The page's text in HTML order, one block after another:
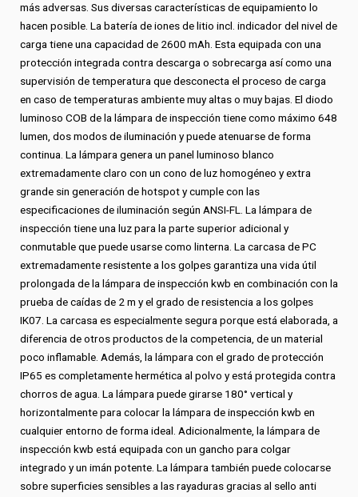
más adversas. Sus diversas características de equipamiento lo
hacen posible. La batería de iones de litio incl. indicador del nivel de
carga tiene una capacidad de 2600 mAh. Esta equipada con una
protección integrada contra descarga o sobrecarga así como una
supervisión de temperatura que desconecta el proceso de carga
en caso de temperaturas ambiente muy altas o muy bajas. El diodo
luminoso COB de la lámpara de inspección tiene como máximo 648
lumen, dos modos de iluminación y puede atenuarse de forma
continua. La lámpara genera un panel luminoso blanco
extremadamente claro con un cono de luz homogéneo y extra
grande sin generación de hotspot y cumple con las
especificaciones de iluminación según ANSI-FL. La lámpara de
inspección tiene una luz para la parte superior adicional y
conmutable que puede usarse como linterna. La carcasa de PC
extremadamente resistente a los golpes garantiza una vida útil
prolongada de la lámpara de inspección kwb en combinación con la
prueba de caídas de 2 m y el grado de resistencia a los golpes
IK07. La carcasa es especialmente segura porque está elaborada, a
diferencia de otros productos de la competencia, de un material
poco inflamable. Además, la lámpara con el grado de protección
IP65 es completamente hermética al polvo y está protegida contra
chorros de agua. La lámpara puede girarse 180° vertical y
horizontalmente para colocar la lámpara de inspección kwb en
cualquier entorno de forma ideal. Adicionalmente, la lámpara de
inspección kwb está equipada con un gancho para colgar
integrado y un imán potente. La lámpara también puede colocarse
sobre superficies sensibles a las rayaduras gracias al sello anti